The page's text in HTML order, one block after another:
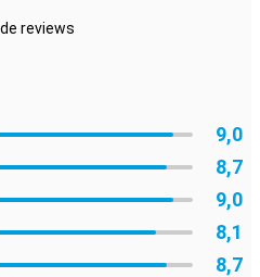
reviews
9,0
8,7
9,0
8,1
8,7